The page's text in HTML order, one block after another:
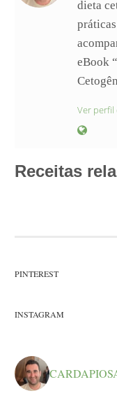
dieta
eBook
Ver perfil
Receitas
PINTEREST
INSTAGRAM